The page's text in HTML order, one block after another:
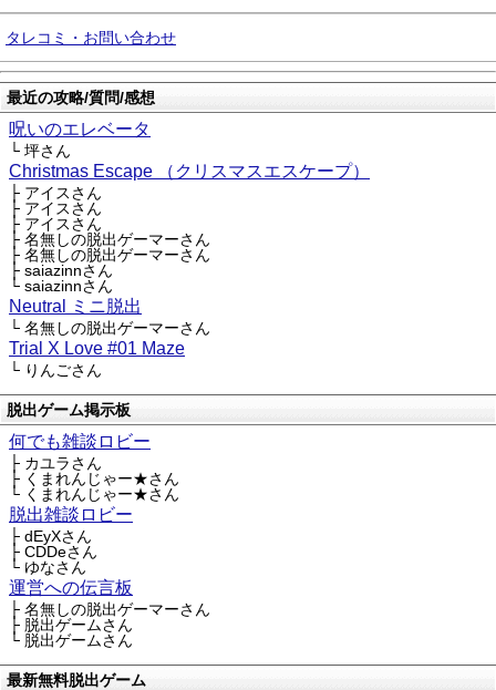
タレコミ・お問い合わせ
最近の攻略/質問/感想
呪いのエレベータ
└ 坪さん
Christmas Escape （クリスマスエスケープ）
├ アイスさん
├ アイスさん
├ アイスさん
├ 名無しの脱出ゲーマーさん
├ 名無しの脱出ゲーマーさん
├ saiazinnさん
└ saiazinnさん
Neutral ミニ脱出
└ 名無しの脱出ゲーマーさん
Trial X Love #01 Maze
└ りんごさん
脱出ゲーム掲示板
何でも雑談ロビー
├ カユラさん
├ くまれんじゃー★さん
└ くまれんじゃー★さん
脱出雑談ロビー
├ dEyXさん
├ CDDeさん
└ ゆなさん
運営への伝言板
├ 名無しの脱出ゲーマーさん
├ 脱出ゲームさん
└ 脱出ゲームさん
最新無料脱出ゲーム